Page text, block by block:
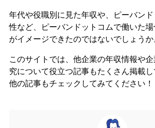
年代や役職別に見た年収や、ピーバン
性など、ピーバンドットコムで働いた
がイメージできたのではないでしょうか
このサイトでは、他企業の年収情報や
究について役立つ記事もたくさん掲載
他の記事もチェックしてみてください！